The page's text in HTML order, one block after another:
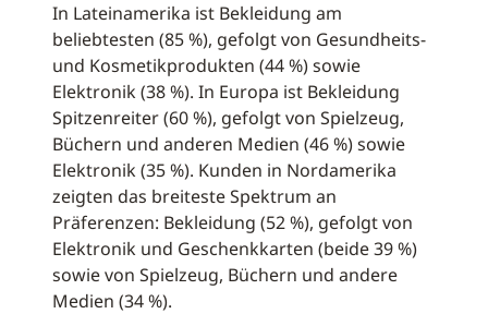
In Lateinamerika ist Bekleidung am
beliebtesten (85 %), gefolgt von Gesundheits-
und Kosmetikprodukten (44 %) sowie
Elektronik (38 %). In Europa ist Bekleidung
Spitzenreiter (60 %), gefolgt von Spielzeug,
Büchern und anderen Medien (46 %) sowie
Elektronik (35 %). Kunden in Nordamerika
zeigten das breiteste Spektrum an
Präferenzen: Bekleidung (52 %), gefolgt von
Elektronik und Geschenkkarten (beide 39 %)
sowie von Spielzeug, Büchern und andere
Medien (34 %).